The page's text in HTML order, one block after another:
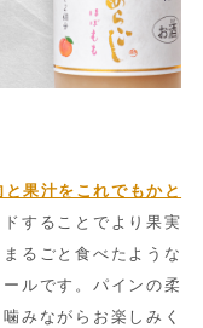
果汁をこれでもかと
することでより果実
るごと食べたような
ルです。パインの柔
みながらお楽しみく